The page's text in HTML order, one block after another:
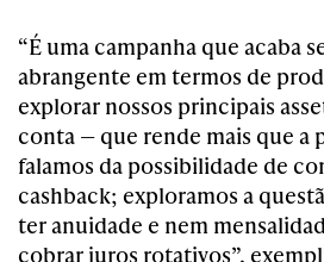
“É uma campanha que acaba
abrangente em termos de
explorar nossos principais
conta — que rende mais que a
falamos da possibilidade de
cashback; exploramos a
ter anuidade e nem
cobrar juros rotativos”,